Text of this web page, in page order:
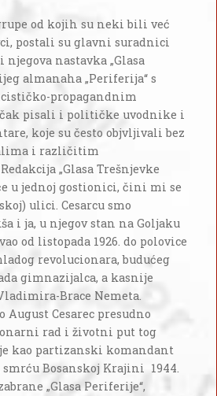
od kojih su neki bili već
postali su glavni suradnici
njegova nastavka „Glasa
almanaha „Periferija“ s
propagandnim
pisali i političke uvodnike i
koje su često objvljivali bez
i različitim
„Glasa Trešnjevke
u jednoj gostionici, čini mi se
ulici. Cesarcu smo
i ja, u njegov stan na Goljaku
od listopada 1926. do polovice
revolucionara, budućeg
gimnazijalca, a kasnije
Brace Nemeta.
August Cesarec presudno
rad i životni put tog
kao partizanski komandant
Bosanskoj Krajini 1944.
„Glasa Periferije“,